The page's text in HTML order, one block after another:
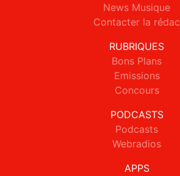
News Musique
Contacter la rédac
RUBRIQUES
Bons Plans
Emissions
Concours
PODCASTS
Podcasts
Webradios
APPS